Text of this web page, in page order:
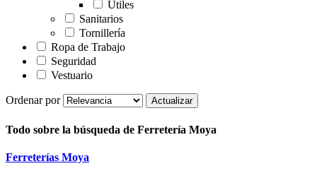
Útiles
Sanitarios
Tornillería
Ropa de Trabajo
Seguridad
Vestuario
Ordenar por
Todo sobre la búsqueda de Ferretería Moya
Ferreterías Moya